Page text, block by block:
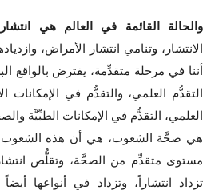
والحالة القائمة في العالم هي
الانتشار، وتنامي انتشار الأمراض،
أننا في مرحلة متقدِّمة، يفترض بالواقع
التقدُّم العلمي، والتقدُّم في الإمكانات
العلمي، التقدُّم في الإمكانات الطبِّيَّة
هي صحَّة الشعوب، هي أن هذه
مستوى متقدِّم من الصحَّة، وتقلُّص
تزداد انتشاراً، وتزداد في أنواعها